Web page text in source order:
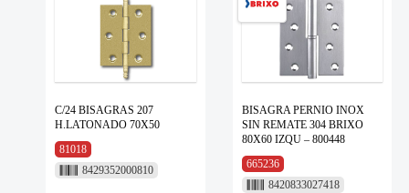
C/24 BISAGRAS 207
H.LATONADO 70X50
81018
8429352000810
BISAGRA PERNIO INOX
SIN REMATE 304 BRIXO
80X60 IZQU – 800448
665236
8420833027418